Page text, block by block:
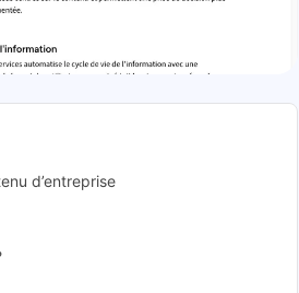
d’entreprise